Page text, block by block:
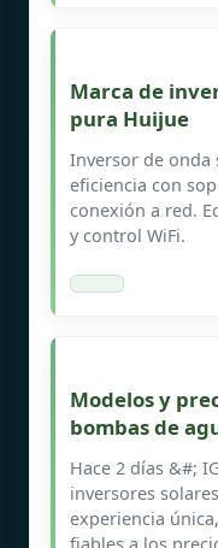
Marca de
pura Huijue
Inversor de onda
eficiencia con
conexión a red.
y control WiFi.
Modelos y
bombas de
Hace 2 días &#;
inversores
experiencia